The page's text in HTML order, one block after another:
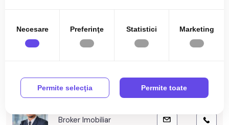
mediu ideal pentru locuire si relaxare.
Specificații
Broker Imobiliar
Necesare Preferinţe Statistici Marketing
Permite selecţia Permite toate